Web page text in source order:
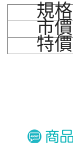
規格
市價
特價